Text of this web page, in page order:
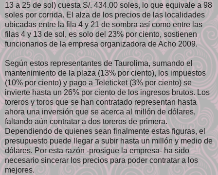
13 a 25 de sol) cuesta S/. 434.00 soles, lo que equivale a 98
soles por corrida. El alza de los precios de las localidades
ubicadas entre la fila 4 y 21 de sombra así como entre las
filas 4 y 13 de sol, es solo del 23% por ciento, sostienen
funcionarios de la empresa organizadora de Acho 2009.
Según estos representantes de Taurolima, sumando el
mantenimiento de la plaza (13% por ciento), los impuestos
(10% por ciento) y pago a Teleticket (3% por ciento) se
invierte hasta un 26% por ciento de los ingresos brutos. Los
toreros y toros que se han contratado representan hasta
ahora una inversión que se acerca al millón de dólares,
faltando aún contratar a dos toreros de primera.
Dependiendo de quienes sean finalmente estas figuras, el
presupuesto puede llegar a subir hasta un millón y medio de
dólares. Por esta razón -prosigue la empresa- ha sido
necesario sincerar los precios para poder contratar a los
mejores.